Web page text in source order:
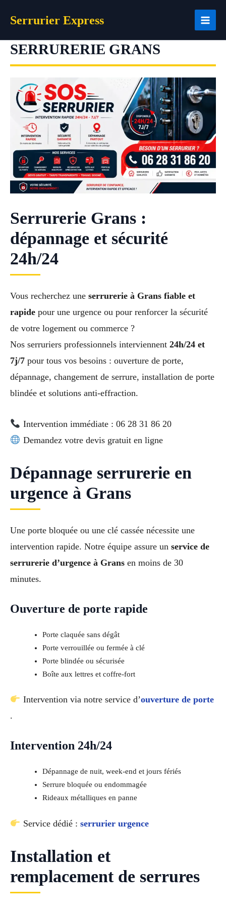
Serrurier Express
SERRURERIE GRANS
Serrurerie Grans :
dépannage et sécurité
24h/24
Vous recherchez une serrurerie à Grans fiable et
rapide pour une urgence ou pour renforcer la sécurité
de votre logement ou commerce ?
Nos serruriers professionnels interviennent 24h/24 et
7j/7 pour tous vos besoins : ouverture de porte,
dépannage, changement de serrure, installation de porte
blindée et solutions anti-effraction.
Intervention immédiate : 06 28 31 86 20
Demandez votre devis gratuit en ligne
Dépannage serrurerie en
urgence à Grans
Une porte bloquée ou une clé cassée nécessite une
intervention rapide. Notre équipe assure un service de
serrurerie d’urgence à Grans en moins de 30
minutes.
Ouverture de porte rapide
Porte claquée sans dégât
Porte verrouillée ou fermée à clé
Porte blindée ou sécurisée
Boîte aux lettres et coffre-fort
Intervention via notre service d’ouverture de porte
.
Intervention 24h/24
Dépannage de nuit, week-end et jours fériés
Serrure bloquée ou endommagée
Rideaux métalliques en panne
Service dédié : serrurier urgence
Installation et
remplacement de serrures